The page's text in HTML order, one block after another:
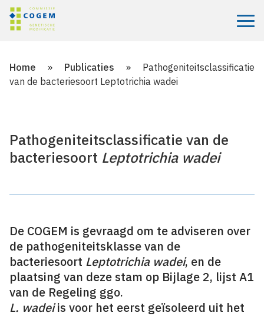
Menu
Home » Publicaties »
Pathogeniteitsclassificatie
van de bacteriesoort Leptotrichia wadei
Pathogeniteitsclassificatie van de
bacteriesoort Leptotrichia wadei
De COGEM is gevraagd om te adviseren over
de pathogeniteitsklasse van de
bacteriesoort Leptotrichia wadei, en de
plaatsing van deze stam op Bijlage 2, lijst A1
van de Regeling ggo.
L. wadeiis voor het eerst geïsoleerd uit het